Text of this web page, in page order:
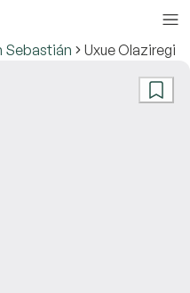
Sebastián Uxue Olaziregi